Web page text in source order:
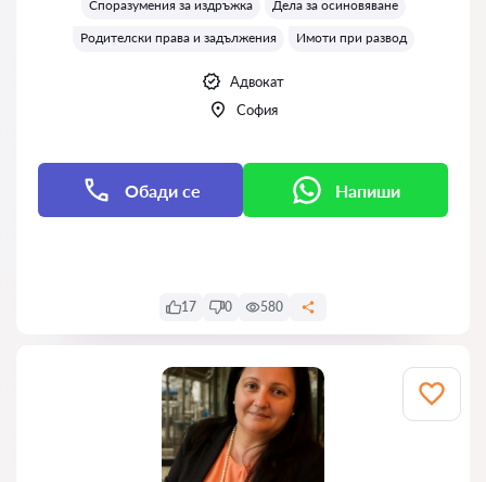
Споразумения за издръжка
Дела за осиновяване
Родителски права и задължения
Имоти при развод
Адвокат
София
Обади се Напиши
17 0 580